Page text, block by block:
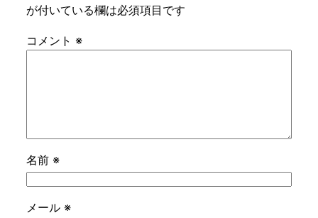
が付いている欄は必須項目です
コメント ※
名前 ※
メール ※